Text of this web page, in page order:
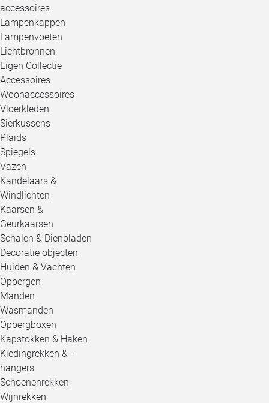
accessoires
Lampenkappen
Lampenvoeten
Lichtbronnen
Eigen Collectie
Accessoires
Woonaccessoires
Vloerkleden
Sierkussens
Plaids
Spiegels
Vazen
Kandelaars &
Windlichten
Kaarsen &
Geurkaarsen
Schalen & Dienbladen
Decoratie objecten
Huiden & Vachten
Opbergen
Manden
Wasmanden
Opbergboxen
Kapstokken & Haken
Kledingrekken & -
hangers
Schoenenrekken
Wijnrekken